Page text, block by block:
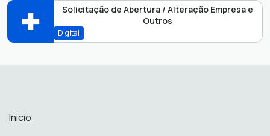
APOIO
Solicitação de Abertura / Alteração Empresa e
Outros
Digital
Perfis:
Inicio